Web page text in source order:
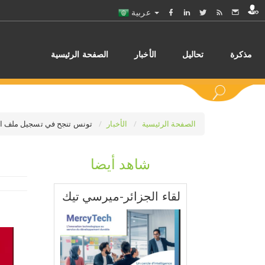
الصفحة الرئيسية الأخبار تحاليل مذكرة
الصفحة الرئيسية الأخبار تونس تنجح في تسجيل ملف
شاهد أيضا
لقاء الجزائر-ميرسي تيك